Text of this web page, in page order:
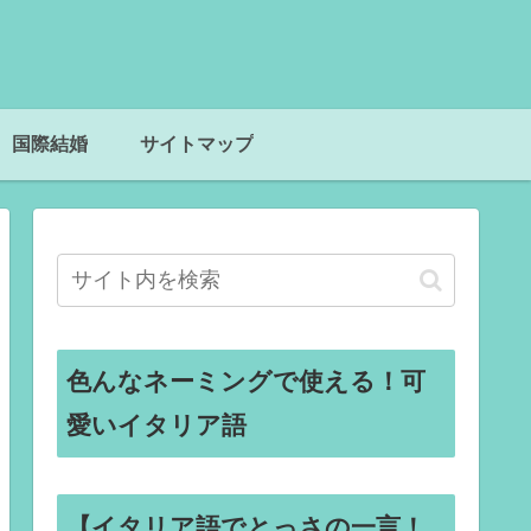
国際結婚 サイトマップ
色んなネーミングで使える！可
愛いイタリア語